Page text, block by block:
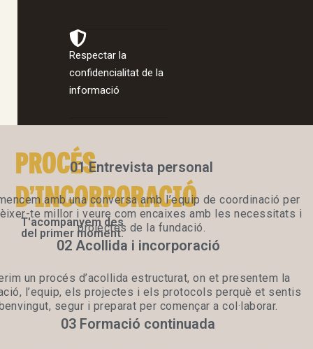
Respectar la
confidencialitat de la
informació
PROCÉS
D’INCORPORACIÓ
T'acompanyem des
del primer moment.
01 Entrevista personal
amb una conversa amb l’equip de coordinació per
te millor i veure com encaixes amb les necessitats i
projectes de la fundació.
02 Acollida i incorporació
un procés d’acollida estructurat, on et presentem la
l’equip, els projectes i els protocols perquè et sentis
segur i preparat per començar a col·laborar.
03 Formació continuada